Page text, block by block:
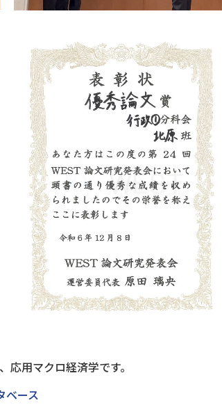
用マクロ経済学です。
ベース